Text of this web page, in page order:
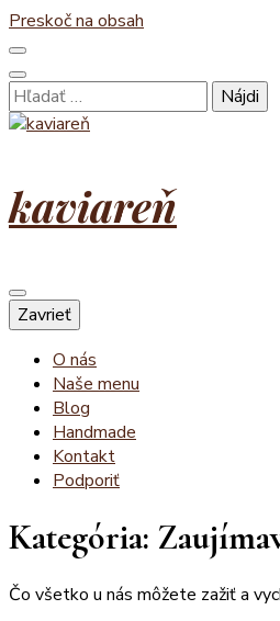
Preskoč na obsah
Hľadať:
kaviareň
Zavrieť
O nás
Naše menu
Blog
Handmade
Kontakt
Podporiť
Kategória:
Čo všetko u nás môžete zažiť a